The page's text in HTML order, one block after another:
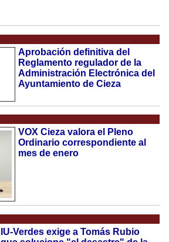
Aprobación definitiva del
Reglamento regulador de la
Administración Electrónica del
Ayuntamiento de Cieza
VOX Cieza valora el Pleno
Ordinario correspondiente al
mes de enero
IU-Verdes exige a Tomás Rubio